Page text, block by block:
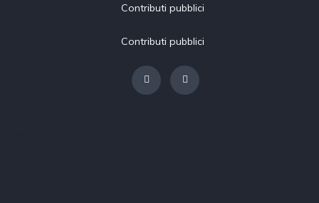
Contributi pubblici
Contributi pubblici